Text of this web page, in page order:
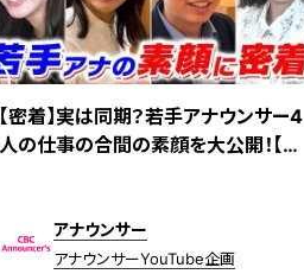
【密着】実は同期？若手アナウンサー4
人の仕事の合間の素顔を大公開！【推
アナウンサー
アナウンサーYouTube企画